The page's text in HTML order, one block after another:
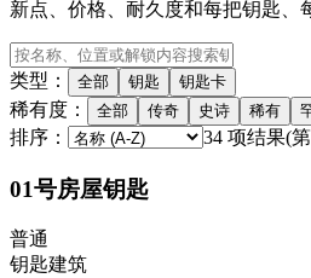
新点、价格、耐久度和每把钥匙、
类型： 全部 钥匙 钥匙卡
稀有度： 全部 传奇 史诗 稀有
排序： 34 项结果(第
01号房屋钥匙
普通
钥匙建筑